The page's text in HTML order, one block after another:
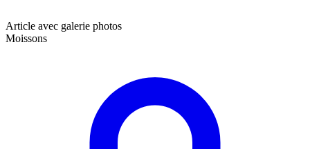
Article avec galerie photos
Moissons